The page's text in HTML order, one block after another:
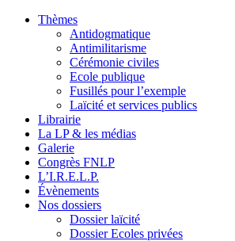
Thèmes
Antidogmatique
Antimilitarisme
Cérémonie civiles
Ecole publique
Fusillés pour l’exemple
Laïcité et services publics
Librairie
La LP & les médias
Galerie
Congrès FNLP
L’I.R.E.L.P.
Évènements
Nos dossiers
Dossier laïcité
Dossier Ecoles privées